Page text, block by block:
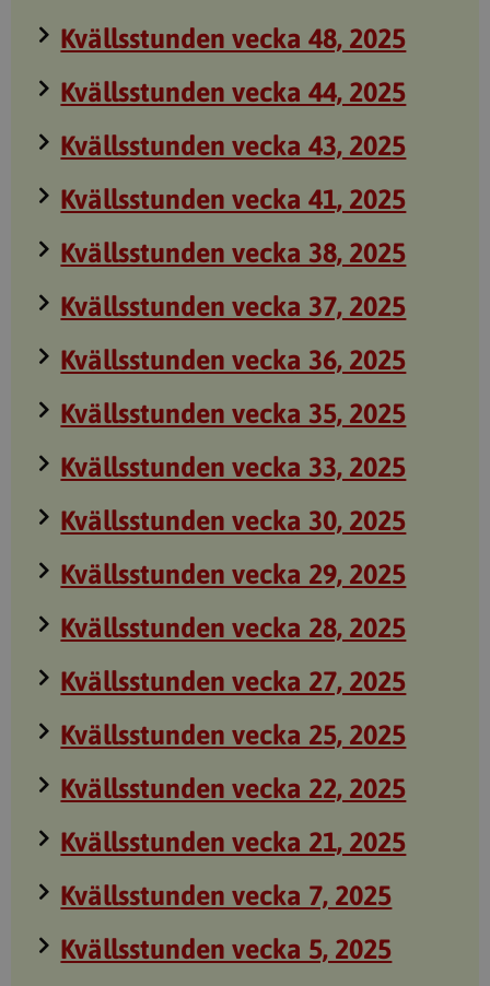
Kvällsstunden vecka 48, 2025
Kvällsstunden vecka 44, 2025
Kvällsstunden vecka 43, 2025
Kvällsstunden vecka 41, 2025
Kvällsstunden vecka 38, 2025
Kvällsstunden vecka 37, 2025
Kvällsstunden vecka 36, 2025
Kvällsstunden vecka 35, 2025
Kvällsstunden vecka 33, 2025
Kvällsstunden vecka 30, 2025
Kvällsstunden vecka 29, 2025
Kvällsstunden vecka 28, 2025
Kvällsstunden vecka 27, 2025
Kvällsstunden vecka 25, 2025
Kvällsstunden vecka 22, 2025
Kvällsstunden vecka 21, 2025
Kvällsstunden vecka 7, 2025
Kvällsstunden vecka 5, 2025